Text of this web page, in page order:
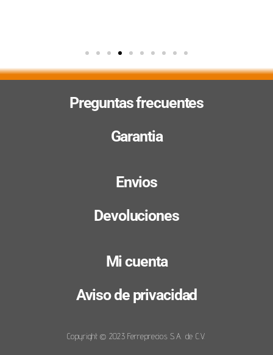
Preguntas frecuentes
Garantia
Envios
Devoluciones
Mi cuenta
Aviso de privacidad
Copyright © 2023 Ferreprecios S.A. de C.V.